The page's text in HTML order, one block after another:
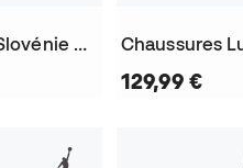
Maillot Équipe nationale de Slovénie Kit Domicile Luka Doncic 2024 Chaussures
129,99 €